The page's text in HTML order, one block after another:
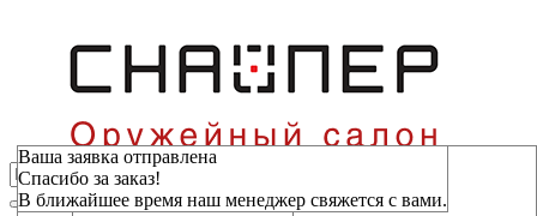
Зарезервировать
Фамилия*
Имя*
Ваша заявка отправлена
Спасибо за заказ!
В ближайшее время наш менеджер свяжется с вами.